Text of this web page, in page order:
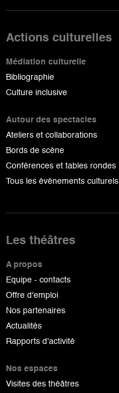
Actions culturelles
Médiation culturelle
Bibliographie
Culture inclusive
Autour des spectacles
Ateliers et collaborations
Bords de scène
Conférences et tables rondes
Tous les événements culturels
Les théâtres
A propos
Equipe - contacts
Offre d'emploi
Nos partenaires
Actualités
Rapports d'activité
Nos espaces
Visites des théâtres